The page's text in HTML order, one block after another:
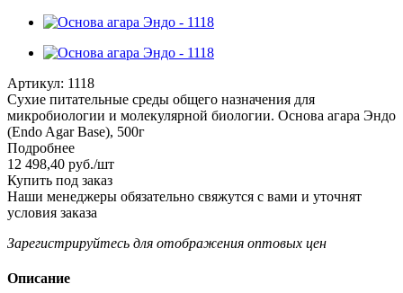
Артикул: 1118
Сухие питательные среды общего назначения для
микробиологии и молекулярной биологии. Основа агара Эндо
(Endo Agar Base), 500г
Подробнее
12 498,40 руб./шт
Купить под заказ
Наши менеджеры обязательно свяжутся с вами и уточнят
условия заказа
Зарегистрируйтесь для отображения оптовых цен
Описание